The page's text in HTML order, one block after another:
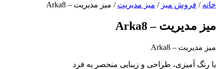
خانه / فروش میز / میز مدیریت / میز مدیریت – Arka8
میز مدیریت – Arka8
میز مدیریت – Arka8
با رنگ آمیزی، طراحی و زیبایی منحصر به فرد